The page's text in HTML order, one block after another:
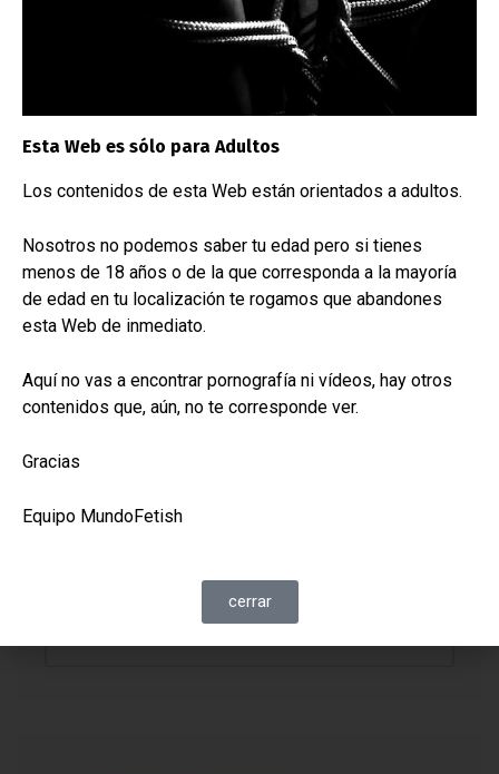
Consejos prácticos
Equipment
Fetish Wear
Punishment
Reflexiones y Opiniones
Esta Web es sólo para Adultos
Los contenidos de esta Web están orientados a adultos.
Nosotros no podemos saber tu edad pero si tienes
menos de 18 años o de la que corresponda a la mayoría
de edad en tu localización te rogamos que abandones
esta Web de inmediato.
Aquí no vas a encontrar pornografía ni vídeos, hay otros
contenidos que, aún, no te corresponde ver.
Gracias
Equipo MundoFetish
cerrar